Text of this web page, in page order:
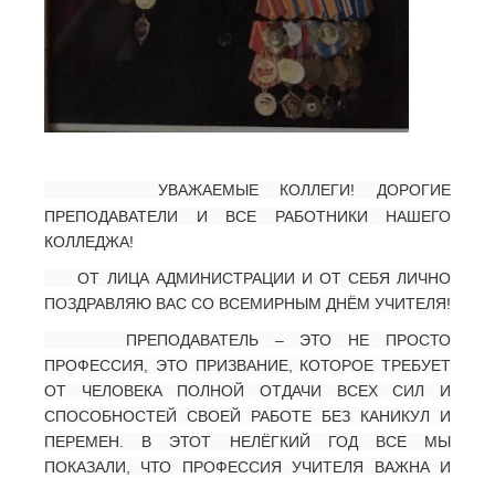
УВАЖАЕМЫЕ КОЛЛЕГИ! ДОРОГИЕ
ПРЕПОДАВАТЕЛИ И ВСЕ РАБОТНИКИ НАШЕГО
КОЛЛЕДЖА!
ОТ ЛИЦА АДМИНИСТРАЦИИ И ОТ СЕБЯ ЛИЧНО
ПОЗДРАВЛЯЮ ВАС СО ВСЕМИРНЫМ ДНЁМ УЧИТЕЛЯ!
ПРЕПОДАВАТЕЛЬ – ЭТО НЕ ПРОСТО
ПРОФЕССИЯ, ЭТО ПРИЗВАНИЕ, КОТОРОЕ ТРЕБУЕТ
ОТ ЧЕЛОВЕКА ПОЛНОЙ ОТДАЧИ ВСЕХ СИЛ И
СПОСОБНОСТЕЙ СВОЕЙ РАБОТЕ БЕЗ КАНИКУЛ И
ПЕРЕМЕН. В ЭТОТ НЕЛЁГКИЙ ГОД ВСЕ МЫ
ПОКАЗАЛИ, ЧТО ПРОФЕССИЯ УЧИТЕЛЯ ВАЖНА И